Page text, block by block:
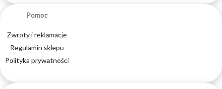
Pomoc
Zwroty i reklamacje
Regulamin sklepu
Polityka prywatności